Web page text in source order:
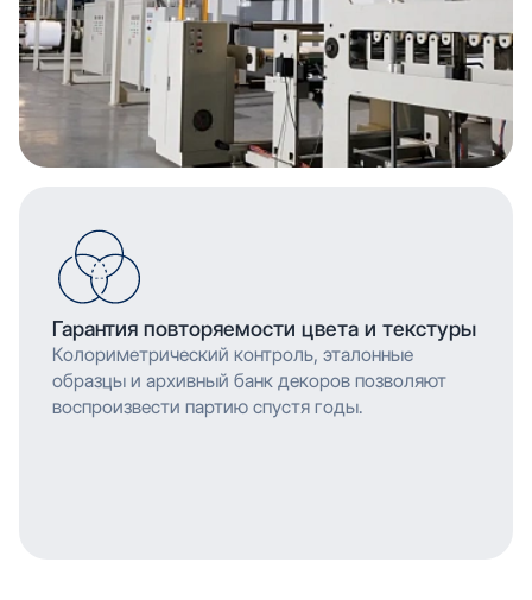
Гарантия повторяемости цвета и текстуры
Колориметрический контроль, эталонные
образцы и архивный банк декоров позволяют
воспроизвести партию спустя годы.